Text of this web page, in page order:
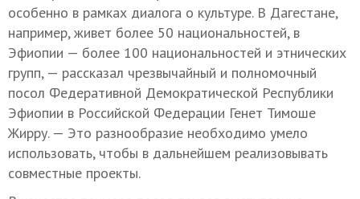
особенно в рамках диалога о культуре. В Дагестане,
например, живет более 50 национальностей, в
Эфиопии — более 100 национальностей и этнических
групп, — рассказал чрезвычайный и полномочный
посол Федеративной Демократической Республики
Эфиопии в Российской Федерации Генет Тимоше
Жирру. — Это разнообразие необходимо умело
использовать, чтобы в дальнейшем реализовывать
совместные проекты.